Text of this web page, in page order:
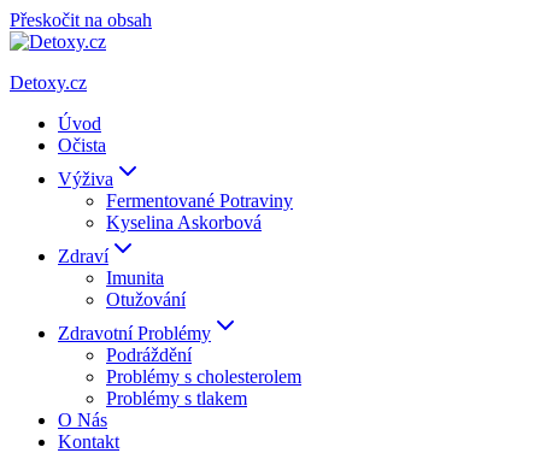
Přeskočit na obsah
Detoxy.cz
Úvod
Očista
Výživa
Fermentované Potraviny
Kyselina Askorbová
Zdraví
Imunita
Otužování
Zdravotní Problémy
Podráždění
Problémy s cholesterolem
Problémy s tlakem
O Nás
Kontakt